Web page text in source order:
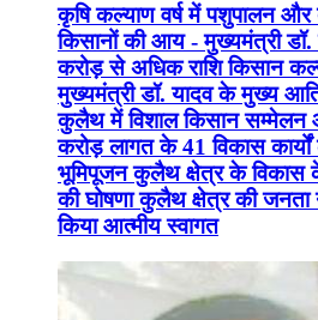
कृषि कल्याण वर्ष में पशुपालन और
किसानों की आय - मुख्यमंत्री डॉ.
करोड़ से अधिक राशि किसान
मुख्यमंत्री डॉ. यादव के मुख्य
कुलैथ में विशाल किसान सम्मेलन
करोड़ लागत के 41 विकास कार्यों
भूमिपूजन कुलैथ क्षेत्र के विकास
की घोषणा कुलैथ क्षेत्र की जनता
किया आत्मीय स्वागत